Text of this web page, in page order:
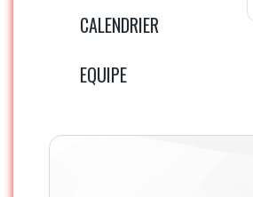
CALENDRIER
EQUIPE